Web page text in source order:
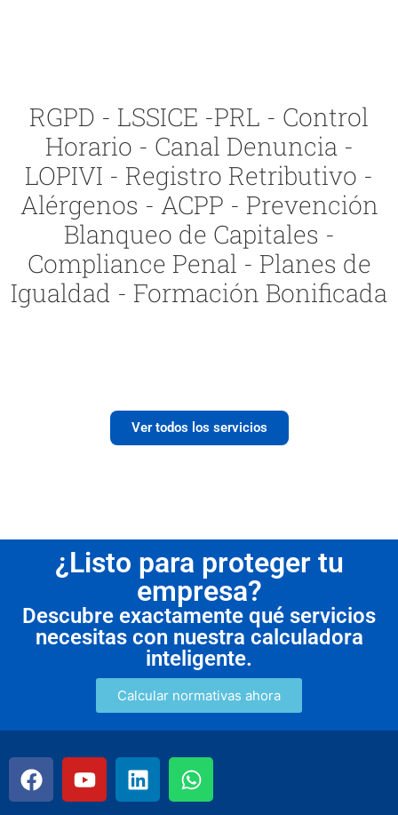
RGPD - LSSICE -PRL - Control
Horario - Canal Denuncia -
LOPIVI - Registro Retributivo -
Alérgenos - ACPP - Prevención
Blanqueo de Capitales -
Compliance Penal - Planes de
Igualdad - Formación Bonificada
Ver todos los servicios
¿Listo para proteger tu
empresa?
Descubre exactamente qué servicios
necesitas con nuestra calculadora
inteligente.
Calcular normativas ahora